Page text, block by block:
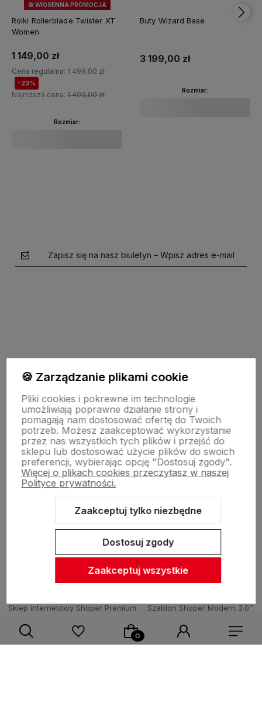
🌸 WIOSENNA PROMOCJA
Rolki Rollerblade Twister XT
Women
1 149,00 zł
Cena regularna: 1 499,00 zł
-23%
Najniższa cena: 1 499,00 zł
Rozmiar:
Buty Wizard Base
3 199,00 zł
Rozmiar:
Zapisz się na nasz biuletyn – Wpisz adres e-mail
O firmie
Zasady sprzedaży
Pomoc
Sklep internetowy Shoper Premium
Szablon Shoper Modern 3.0™
🍪 Zarządzanie plikami cookie
Pliki cookies i pokrewne im technologie
umożliwiają poprawne działanie strony i
pomagają nam dostosować ofertę do Twoich
potrzeb. Możesz zaakceptować wykorzystanie
przez nas wszystkich tych plików i przejść do
sklepu lub dostosować użycie plików do swoich
preferencji, wybierając opcję "Dostosuj zgody".
Więcej o plikach cookies przeczytasz w naszej
Polityce prywatności.
Zaakceptuj tylko niezbędne
Dostosuj zgody
Zaakceptuj wszystkie